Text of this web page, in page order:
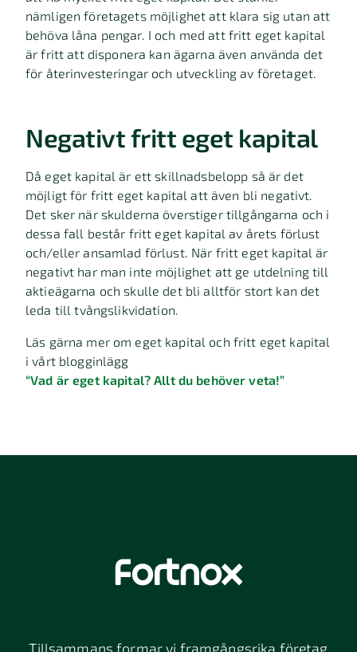
nämligen företagets möjlighet att klara sig utan att
behöva låna pengar. I och med att fritt eget kapital
är fritt att disponera kan ägarna även använda det
för återinvesteringar och utveckling av företaget.
Negativt fritt eget kapital
Då eget kapital är ett skillnadsbelopp så är det
möjligt för fritt eget kapital att även bli negativt.
Det sker när skulderna överstiger tillgångarna och i
dessa fall består fritt eget kapital av årets förlust
och/eller ansamlad förlust. När fritt eget kapital är
negativt har man inte möjlighet att ge utdelning till
aktieägarna och skulle det bli alltför stort kan det
leda till tvångslikvidation.
Läs gärna mer om eget kapital och fritt eget kapital
i vårt blogginlägg
“Vad är eget kapital? Allt du behöver veta!”
Tillsammans formar vi framgångsrika företag